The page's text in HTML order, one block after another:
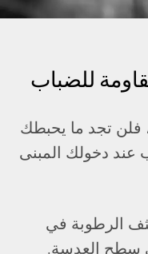
للضباب
فلن تجد ما يحبطك
عند دخولك المبنى
الرطوبة في
سطح العدسة.